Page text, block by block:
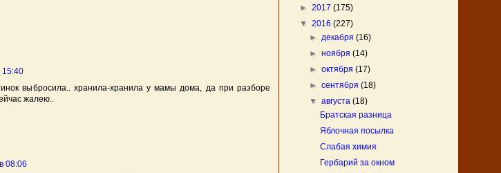
15:40
выбросила.. хранила-хранила у мамы дома, да при разборе
жалею..
08:06
► 2017 (175)
▼ 2016 (227)
►декабря(16)
►ноября(14)
►октября(17)
►сентября(18)
▼августа(18)
Братская разница
Яблочная посылка
Слабая химия
Гербарий за окном